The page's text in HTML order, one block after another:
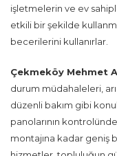
işletmelerin ve ev
etkili bir şekilde
becerilerini kullanırlar.
Çekmeköy Mehmet
durum müdahaleleri,
düzenli bakım gibi
panolarının
montajına kadar geniş